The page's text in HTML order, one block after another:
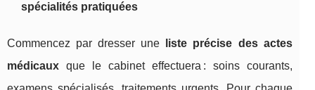
spécialités pratiquées
Commencez par dresser une
liste précise des actes
médicaux que le cabinet effectuera : soins courants,